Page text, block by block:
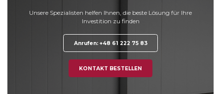
Unsere Spezialisten helfen Ihnen, die beste Lösung für Ihre
Investition zu finden
Anrufen: +48 61 222 75 83
KONTAKT BESTELLEN